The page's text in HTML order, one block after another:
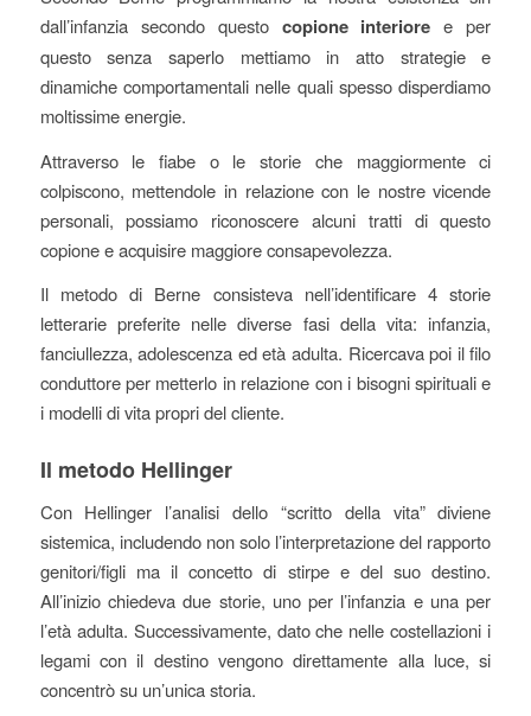
dall’infanzia secondo questo copione interiore e per
questo senza saperlo mettiamo in atto strategie e
dinamiche comportamentali nelle quali spesso disperdiamo
moltissime energie.
Attraverso le fiabe o le storie che maggiormente ci
colpiscono, mettendole in relazione con le nostre vicende
personali, possiamo riconoscere alcuni tratti di questo
copione e acquisire maggiore consapevolezza.
Il metodo di Berne consisteva nell’identificare 4 storie
letterarie preferite nelle diverse fasi della vita: infanzia,
fanciullezza, adolescenza ed età adulta. Ricercava poi il filo
conduttore per metterlo in relazione con i bisogni spirituali e
i modelli di vita propri del cliente.
Il metodo Hellinger
Con Hellinger l’analisi dello “scritto della vita” diviene
sistemica, includendo non solo l’interpretazione del rapporto
genitori/figli ma il concetto di stirpe e del suo destino.
All’inizio chiedeva due storie, uno per l’infanzia e una per
l’età adulta. Successivamente, dato che nelle costellazioni i
legami con il destino vengono direttamente alla luce, si
concentrò su un’unica storia.